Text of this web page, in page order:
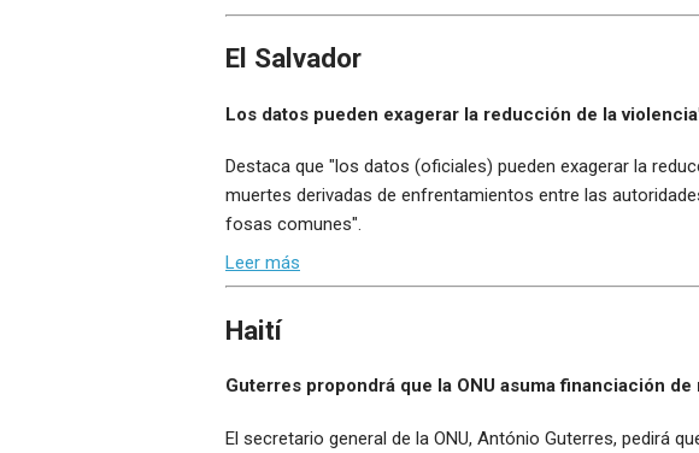
El Salvador
Los datos pueden exagerar la reducción de la
Destaca que "los datos (oficiales) pueden exagerar la
muertes derivadas de enfrentamientos entre las
fosas comunes".
Leer más
Haití
Guterres propondrá que la ONU asuma financiación
El secretario general de la ONU, António Guterres, pedirá